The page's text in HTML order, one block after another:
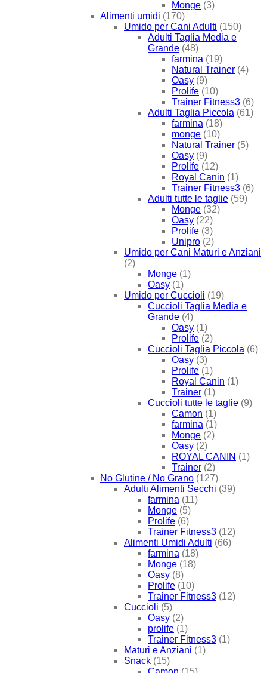
Monge (3)
Alimenti umidi (170)
Umido per Cani Adulti (150)
Adulti Taglia Media e
Grande (48)
farmina (19)
Natural Trainer (4)
Oasy (9)
Prolife (10)
Trainer Fitness3 (6)
Adulti Taglia Piccola (61)
farmina (18)
monge (10)
Natural Trainer (5)
Oasy (9)
Prolife (12)
Royal Canin (1)
Trainer Fitness3 (6)
Adulti tutte le taglie (59)
Monge (32)
Oasy (22)
Prolife (3)
Unipro (2)
Umido per Cani Maturi e Anziani
(2)
Monge (1)
Oasy (1)
Umido per Cuccioli (19)
Cuccioli Taglia Media e
Grande (4)
Oasy (1)
Prolife (2)
Cuccioli Taglia Piccola (6)
Oasy (3)
Prolife (1)
Royal Canin (1)
Trainer (1)
Cuccioli tutte le taglie (9)
Camon (1)
farmina (1)
Monge (2)
Oasy (2)
ROYAL CANIN (1)
Trainer (2)
No Glutine / No Grano (127)
Adulti Alimenti Secchi (39)
farmina (11)
Monge (5)
Prolife (6)
Trainer Fitness3 (12)
Alimenti Umidi Adulti (66)
farmina (18)
Monge (18)
Oasy (8)
Prolife (10)
Trainer Fitness3 (12)
Cuccioli (5)
Oasy (2)
prolife (1)
Trainer Fitness3 (1)
Maturi e Anziani (1)
Snack (15)